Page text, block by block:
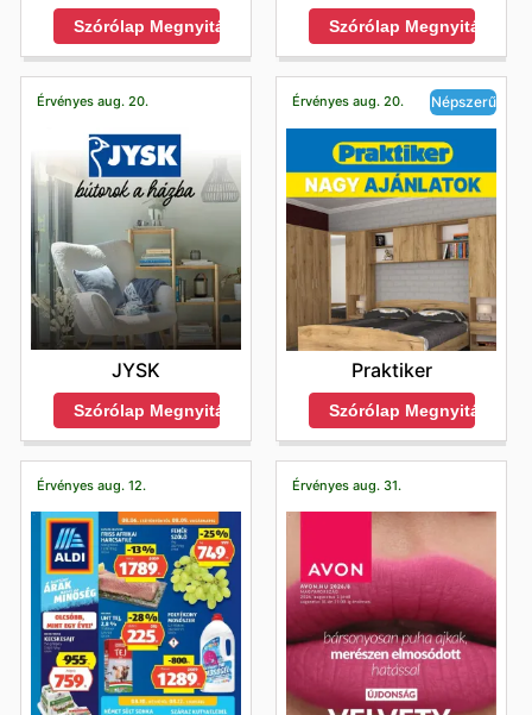
Szórólap Megnyitása Szórólap Megnyitása
Érvényes aug. 20.
JYSK
Szórólap Megnyitása
Érvényes aug. 20. Népszerű
Praktiker
Szórólap Megnyitása
Érvényes aug. 12. Érvényes aug. 31.